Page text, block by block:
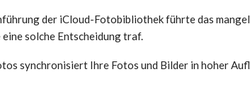
der iCloud-Fotobibliothek führte das
eine solche Entscheidung traf.
synchronisiert Ihre Fotos und Bilder in hoher